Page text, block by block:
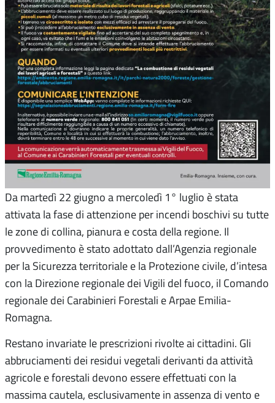
Da martedì 22 giugno a mercoledì 1° luglio è stata
attivata la fase di attenzione per incendi boschivi su tutte
le zone di collina, pianura e costa della regione. Il
provvedimento è stato adottato dall’Agenzia regionale
per la Sicurezza territoriale e la Protezione civile, d’intesa
con la Direzione regionale dei Vigili del fuoco, il Comando
regionale dei Carabinieri Forestali e Arpae Emilia-
Romagna.
Restano invariate le prescrizioni rivolte ai cittadini. Gli
abbruciamenti dei residui vegetali derivanti da attività
agricole e forestali devono essere effettuati con la
massima cautela, esclusivamente in assenza di vento e